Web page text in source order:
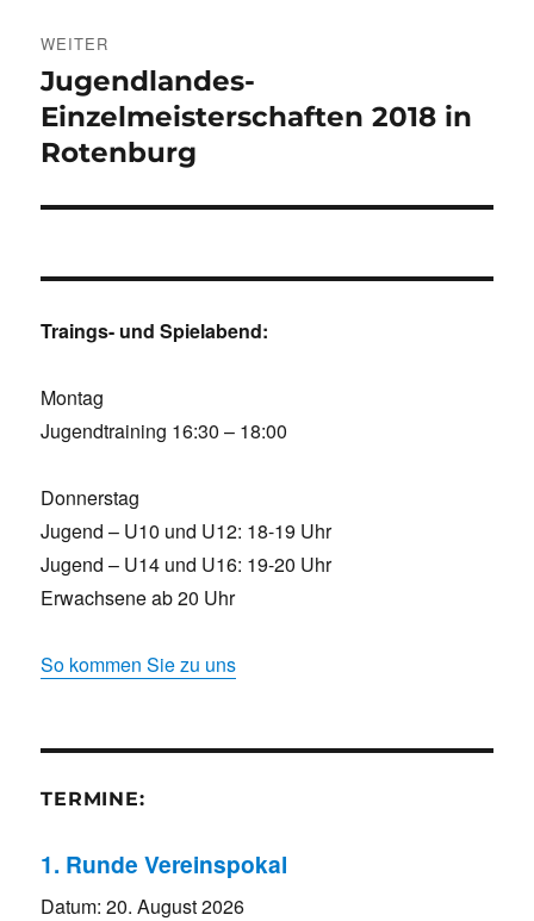
WEITER
Nächster
Beitrag:
Jugendlandes-
Einzelmeisterschaften 2018 in
Rotenburg
Traings- und Spielabend:
Montag
Jugendtraining 16:30 – 18:00
Donnerstag
Jugend – U10 und U12: 18-19 Uhr
Jugend – U14 und U16: 19-20 Uhr
Erwachsene ab 20 Uhr
So kommen Sie zu uns
TERMINE:
1. Runde Vereinspokal
Datum:20. August 2026